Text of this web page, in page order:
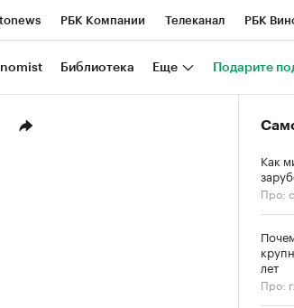
РБК Компании Телеканал РБК
Национальные проекты Город
Библиотека Еще Подарите
Как
Про:
лет
Про: